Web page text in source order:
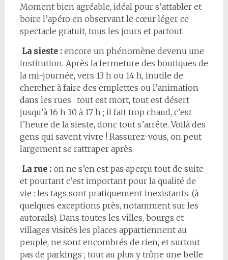
Moment bien agréable, idéal pour s’attabler et
boire l’apéro en observant le cœur léger ce
spectacle gratuit, tous les jours et partout.
La sieste : encore un phénomène devenu une
institution. Après la fermeture des boutiques de
la mi-journée, vers 13 h ou 14 h, inutile de
chercher à faire des emplettes ou l’animation
dans les rues : tout est mort, tout est désert
jusqu’à 16 h 30 à 17 h ; il fait trop chaud, c’est
l’heure de la sieste, donc tout s’arrête. Voilà des
gens qui savent vivre ! Rassurez-vous, on peut
largement se rattraper après.
La rue :on ne s’en est pas aperçu tout de suite
et pourtant c’est important pour la qualité de
vie : les tags sont pratiquement inexistants. (à
quelques exceptions près, notamment sur les
autorails). Dans toutes les villes, bourgs et
villages visités les places appartiennent au
peuple, ne sont encombrés de rien, et surtout
pas de parkings ; tout au plus y trône une belle